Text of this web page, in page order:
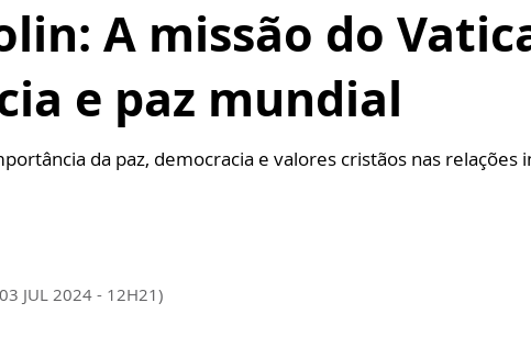
A missão do
e paz mundial
da paz, democracia e valores cristãos nas relações
JUL 2024 - 12H21)